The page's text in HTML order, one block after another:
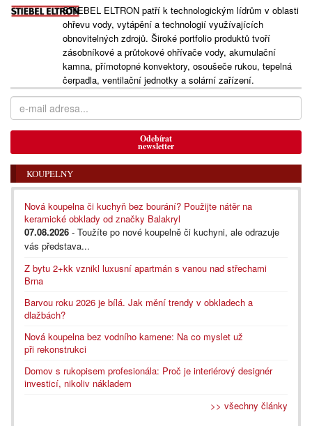
STIEBEL ELTRON patří k technologickým lídrům v oblasti
ohřevu vody, vytápění a technologií využívajících
obnovitelných zdrojů. Široké portfolio produktů tvoří
zásobníkové a průtokové ohřívače vody, akumulační
kamna, přímotopné konvektory, osoušeče rukou, tepelná
čerpadla, ventilační jednotky a solární zařízení.
Odebírat
newsletter
KOUPELNY
Nová koupelna či kuchyň bez bourání? Použijte nátěr na
keramické obklady od značky Balakryl
07.08.2026 - Toužíte po nové koupelně či kuchyni, ale odrazuje
vás představa...
Z bytu 2+kk vznikl luxusní apartmán s vanou nad střechami
Brna
Barvou roku 2026 je bílá. Jak mění trendy v obkladech a
dlažbách?
Nová koupelna bez vodního kamene: Na co myslet už
při rekonstrukci
Domov s rukopisem profesionála: Proč je interiérový designér
investicí, nikoliv nákladem
>> všechny články